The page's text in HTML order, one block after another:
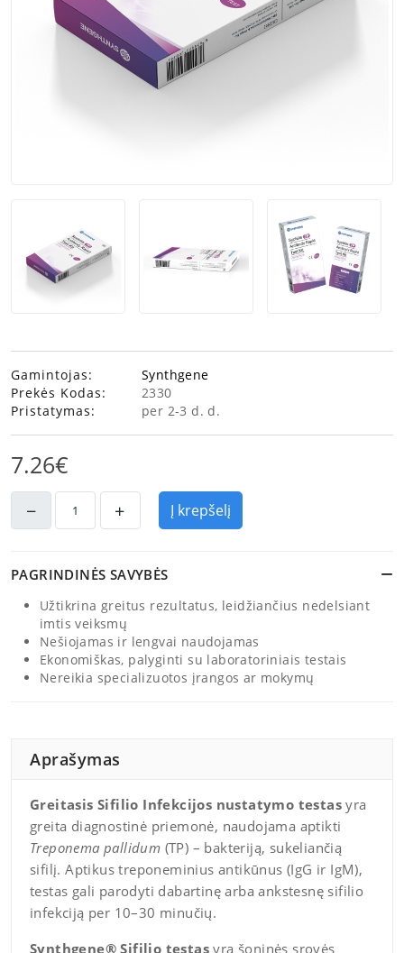
Gamintojas:
Synthgene
Prekės Kodas:
2330
Pristatymas:
per 2-3 d. d.
7.26€
Į krepšelį
PAGRINDINĖS SAVYBĖS
Užtikrina greitus rezultatus, leidžiančius nedelsiant
imtis veiksmų
Nešiojamas ir lengvai naudojamas
Ekonomiškas, palyginti su laboratoriniais testais
Nereikia specializuotos įrangos ar mokymų
Aprašymas
Greitasis Sifilio Infekcijos nustatymo testas yra
greita diagnostinė priemonė, naudojama aptikti
Treponema pallidum (TP) – bakteriją, sukeliančią
sifilį. Aptikus treponeminius antikūnus (IgG ir IgM),
testas gali parodyti dabartinę arba ankstesnę sifilio
infekciją per 10–30 minučių.
Synthgene® Sifilio testas yra šoninės srovės